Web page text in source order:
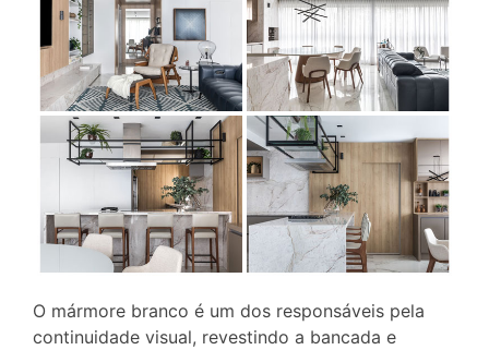
O mármore branco é um dos responsáveis pela
continuidade visual, revestindo a bancada e